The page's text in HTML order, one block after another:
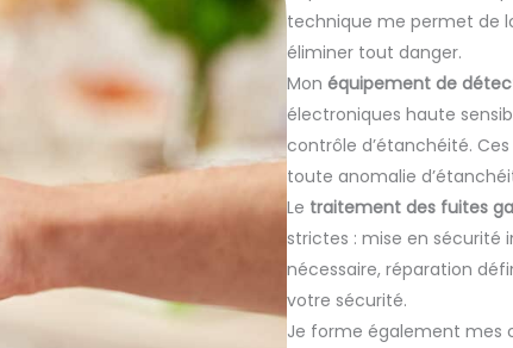
technique me permet de
éliminer tout danger.
Mon équipement de
électroniques haute
contrôle d’étanchéité.
toute anomalie
Le traitement des fuites
strictes : mise en sécurité
nécessaire, réparation
votre sécurité.
Je forme également mes